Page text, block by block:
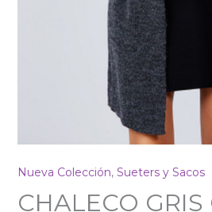
Nueva Colección, Sueters y Sacos
CHALECO GRIS